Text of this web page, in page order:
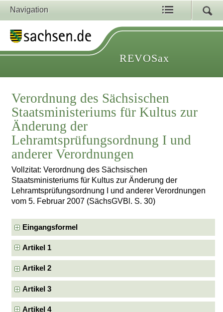
Navigation
REVOSax
Verordnung des Sächsischen
Staatsministeriums für Kultus zur
Änderung der
Lehramtsprüfungsordnung I und
anderer Verordnungen
Vollzitat: Verordnung des Sächsischen
Staatsministeriums für Kultus zur Änderung der
Lehramtsprüfungsordnung I und anderer Verordnungen
vom 5. Februar 2007 (SächsGVBl. S. 30)
Eingangsformel
Artikel 1
Artikel 2
Artikel 3
Artikel 4